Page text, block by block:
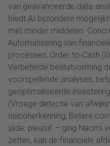
van geavanceerde data-
biedt AI bijzondere
met minder middelen.
Automatisering van
processen, Order-to-Cash
Verbeterde besluitvorming
voorspellende analyses,
geoptimaliseerde
(Vroege detectie van
risicoherkenning, Betere
slide, please’ – ging Naomi
zetten, kan de financiële